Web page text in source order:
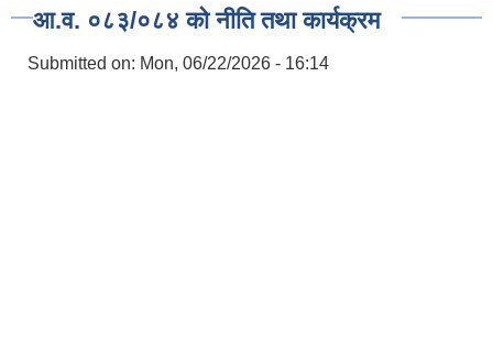
आ.व. ०८३/०८४ को नीति तथा कार्यक्रम
Submitted on: Mon, 06/22/2026 - 16:14